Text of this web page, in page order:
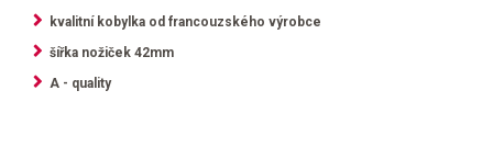
kvalitní kobylka od francouzského výrobce
šířka nožiček 42mm
A - quality